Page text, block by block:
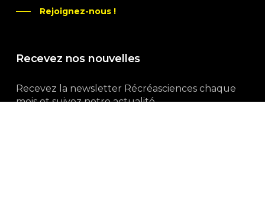
Rejoignez-nous !
Recevez nos nouvelles
Recevez la newsletter Récréasciences chaque
mois et suivez notre actualité...